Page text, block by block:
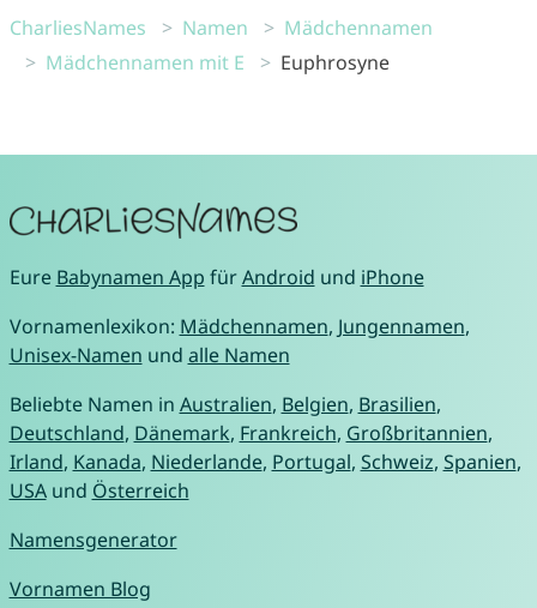
CharliesNames Namen
Mädchennamen
Mädchennamen mit E
Euphrosyne
Eure Babynamen App fürAndroid und iPhone
Vornamenlexikon: Mädchennamen, Jungennamen,
Unisex-Namen und alle Namen
Beliebte Namen in Australien, Belgien, Brasilien,
Deutschland, Dänemark, Frankreich, Großbritannien,
Irland, Kanada, Niederlande, Portugal, Schweiz, Spanien,
USAund Österreich
Namensgenerator
Vornamen Blog